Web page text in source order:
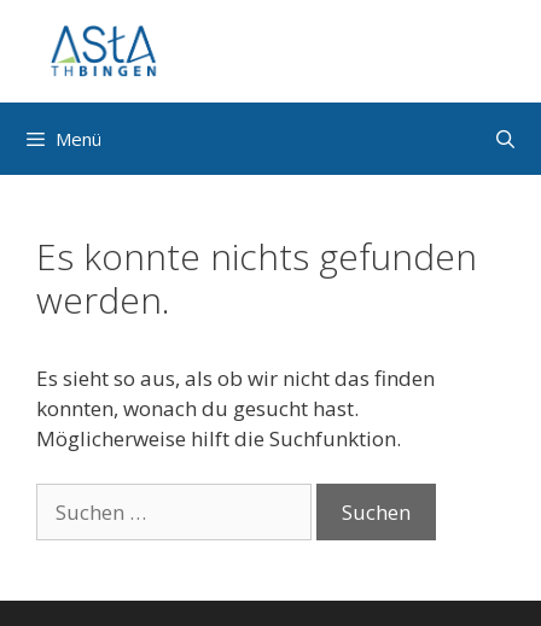
springen
Menü
Es konnte nichts gefunden
werden.
Es sieht so aus, als ob wir nicht das finden
konnten, wonach du gesucht hast.
Möglicherweise hilft die Suchfunktion.
nach: